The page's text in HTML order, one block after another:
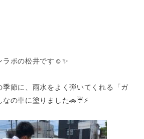
ラボの松井です☺️✨
季節に、雨水をよく弾いてくれる「ガ
の車に塗りました🚗☔️⚡️